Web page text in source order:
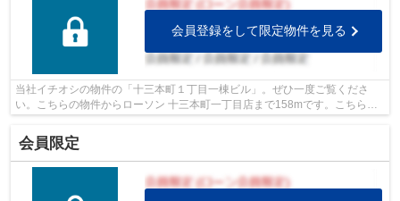
会員登録をして限定物件を見る
当社イチオシの物件の「十三本町１丁目一棟ビル」。ぜひ一度ご覧くださ
い。こちらの物件からローソン 十三本町一丁目店まで158mです。こちらの
会員限定